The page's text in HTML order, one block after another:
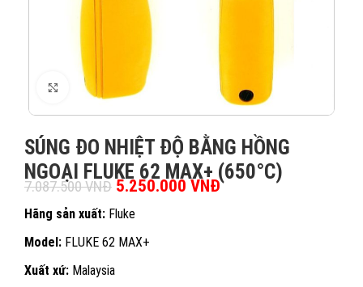
XEM ẢNH
SÚNG ĐO NHIỆT ĐỘ BẰNG HỒNG
NGOẠI FLUKE 62 MAX+ (650°C)
7.087.500VNĐ Giá gốc là: 7.087.500 VNĐ.
5.250.000 VNĐGiá hiện tại là:
Hãng sản xuất: Fluke
Model: FLUKE 62 MAX+
Xuất xứ: Malaysia